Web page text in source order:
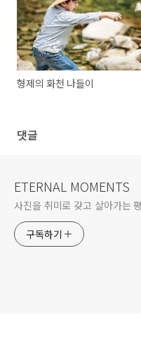
형제의 화천 나들이
댓글
ETERNAL MOMENTS
사진을 취미로 갖고 살아가는
구독하기